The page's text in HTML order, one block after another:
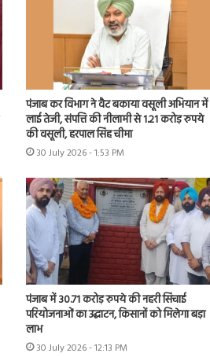
पंजाब कर विभाग ने वैट बकाया वसूली अभियान में
लाई तेजी, संपत्ति की नीलामी से 1.21 करोड़ रुपये
की वसूली, हरपाल सिंह चीमा
30 July 2026 - 1:53 PM
पंजाब में 30.71 करोड़ रुपये की नहरी सिंचाई
परियोजनाओं का उद्घाटन, किसानों को मिलेगा बड़ा
लाभ
30 July 2026 - 12:13 PM